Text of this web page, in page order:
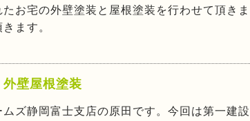
お宅の外壁塗装と屋根塗装を行わせて頂きま
ます。
壁屋根塗装
ズ静岡富士支店の原田です。今回は第一建設